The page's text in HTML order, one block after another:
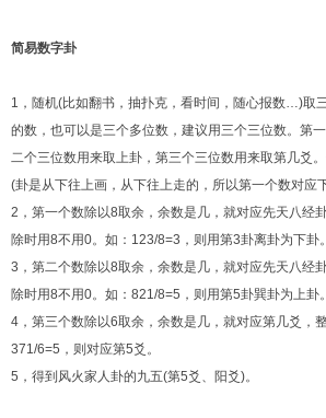
简易数字卦
1，随机(比如翻书，抽扑克，看时间，随心报数…)取
的数，也可以是三个多位数，建议用三个三位数。第
二个三位数用来取上卦，第三个三位数用来取第几爻
(卦是从下往上画，从下往上走的，所以第一个数对应
2，第一个数除以8取余，余数是几，就对应先天八经
除时用8不用0。如：123/8=3，则用第3卦离卦为下卦。
3，第二个数除以8取余，余数是几，就对应先天八经
除时用8不用0。如：821/8=5，则用第5卦巽卦为上卦。
4，第三个数除以6取余，余数是几，就对应第几爻，
371/6=5，则对应第5爻。
5，得到风火家人卦的九五(第5爻、阳爻)。